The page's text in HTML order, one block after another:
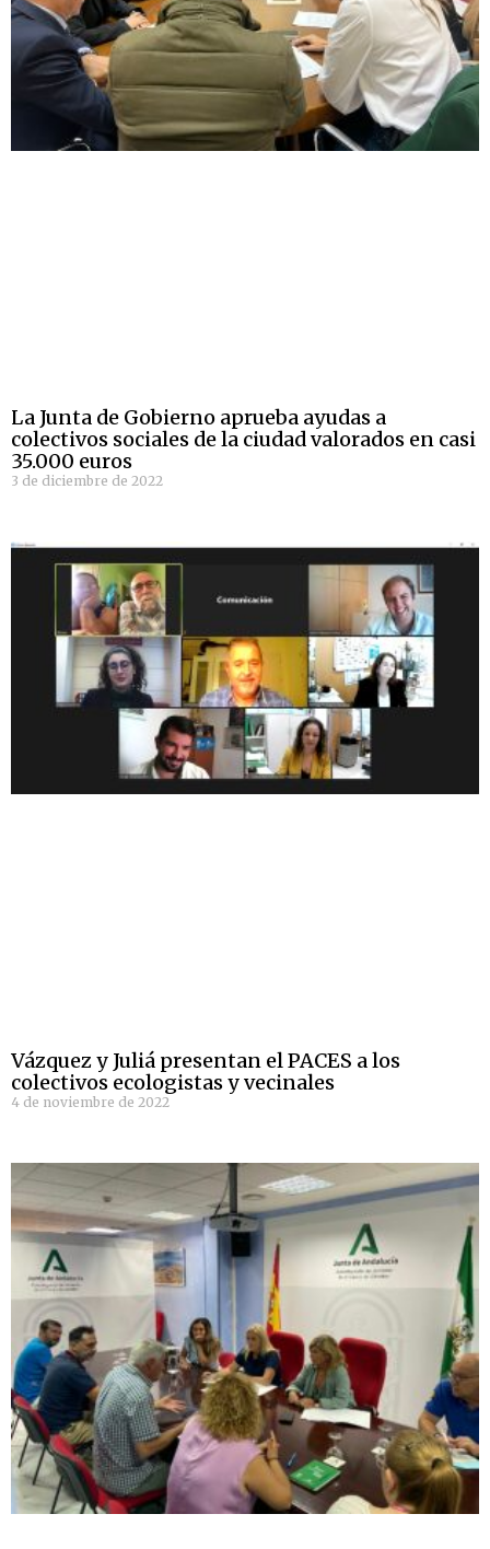
La Junta de Gobierno aprueba ayudas a
colectivos sociales de la ciudad valorados en casi
35.000 euros
3 de diciembre de 2022
Vázquez y Juliá presentan el PACES a los
colectivos ecologistas y vecinales
4 de noviembre de 2022